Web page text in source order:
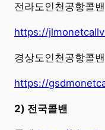
전라도인천공항콜밴
https://
경상도인천공항콜밴
https://
2) 전국콜밴